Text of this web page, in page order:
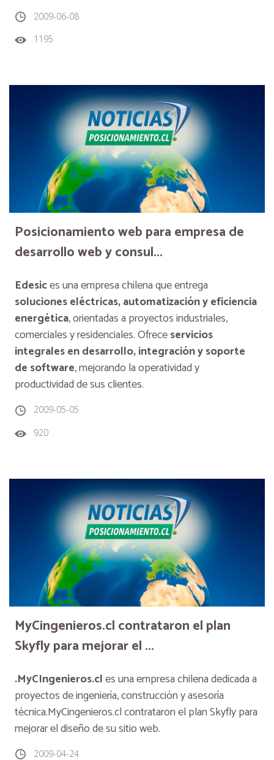
2009-06-08
1195
Posicionamiento web para empresa de
desarrollo web y consul...
Edesices una empresa chilena que entrega
soluciones eléctricas, automatización y eficiencia
energética, orientadas a proyectos industriales,
comerciales y residenciales. Ofreceservicios
integrales en desarrollo, integración y soporte
de software, mejorando la operatividad y
productividad de sus clientes.
2009-05-05
920
MyCingenieros.cl contrataron el plan
Skyfly para mejorar el ...
.MyCIngenieros.cles una empresa chilena dedicada a
proyectos de ingeniería, construcción y asesoría
técnica.MyCingenieros.cl contrataron el plan Skyfly para
mejorar el diseño de su sitio web.
2009-04-24